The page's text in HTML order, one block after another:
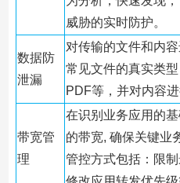
威胁的实时防护。
数据防
泄漏
对传输的文件和内
常见文件的真实类
PDF等，并对内容进
带宽管
理
在识别业务应用的
的带宽, 确保关键业
管控方式包括：限